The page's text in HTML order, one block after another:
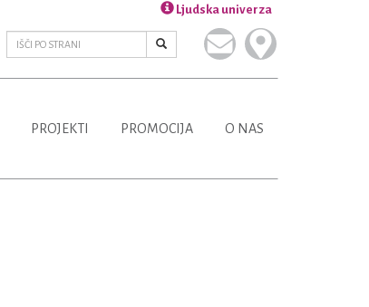
Ljudska univerza
PROJEKTI PROMOCIJA O NAS